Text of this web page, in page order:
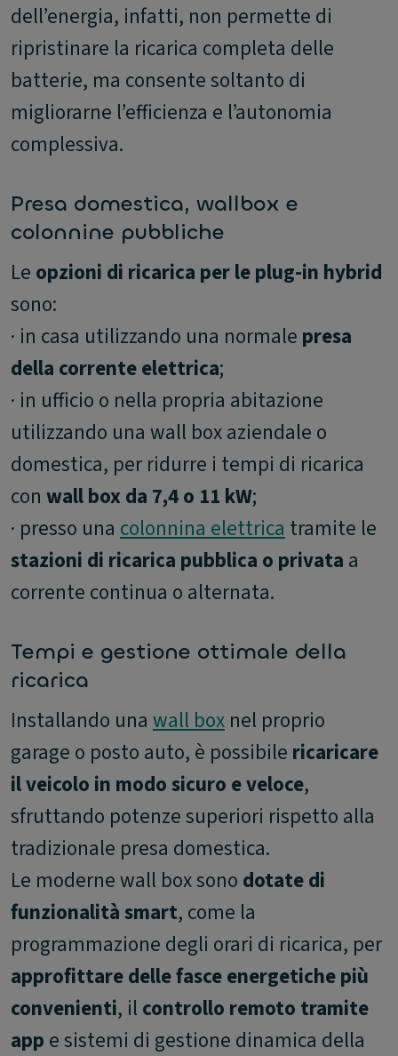
dell’energia, infatti, non permette di
ripristinare la ricarica completa delle
batterie, ma consente soltanto di
migliorarne l’efficienza e l’autonomia
complessiva.
Presa domestica, wallbox e
colonnine pubbliche
Le opzioni di ricarica per le plug-in hybrid
sono:
· in casa utilizzando una normale presa
della corrente elettrica;
· in ufficio o nella propria abitazione
utilizzando una wall box aziendale o
domestica, per ridurre i tempi di ricarica
con wall box da 7,4 o 11 kW;
· presso una colonnina elettrica tramite le
stazioni di ricarica pubblica o privata a
corrente continua o alternata.
Tempi e gestione ottimale della
ricarica
Installando una wall box nel proprio
garage o posto auto, è possibile ricaricare
il veicolo in modo sicuro e veloce,
sfruttando potenze superiori rispetto alla
tradizionale presa domestica.
Le moderne wall box sono dotate di
funzionalità smart, come la
programmazione degli orari di ricarica, per
approfittare delle fasce energetiche più
convenienti, il controllo remoto tramite
app e sistemi di gestione dinamica della